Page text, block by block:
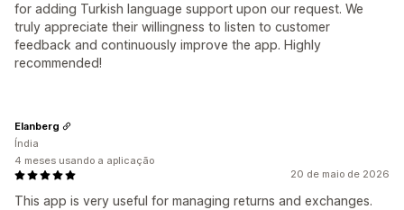
for adding Turkish language support upon our request. We
truly appreciate their willingness to listen to customer
feedback and continuously improve the app. Highly
recommended!
20 de maio de 2026
This app is very useful for managing returns and exchanges.
Elanberg
Índia
4 meses usando a aplicação